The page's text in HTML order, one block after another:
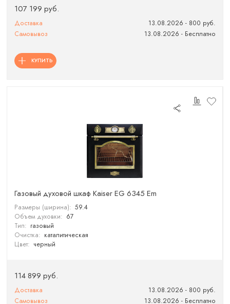
107 199 руб.
Доставка
13.08.2026 - 800 руб.
Самовывоз
13.08.2026 - Бесплатно
КУПИТЬ
Газовый духовой шкаф Kaiser EG 6345 Em
Размеры (ширина): 59.4
Объем духовки: 67
Тип: газовый
Очистка: каталитическая
Цвет: черный
114 899 руб.
Доставка
13.08.2026 - 800 руб.
Самовывоз
13.08.2026 - Бесплатно